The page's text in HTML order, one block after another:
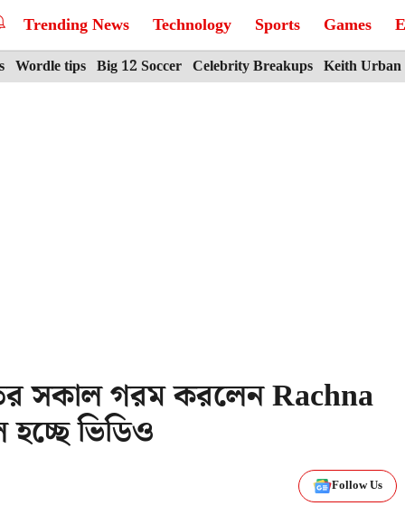
Trending News Technology Sports Games
Wordle tips Big 12 Soccer Celebrity Breakups Keith Urban
সকাল গরম করলেন Rachna
ভিডিও
Follow Us